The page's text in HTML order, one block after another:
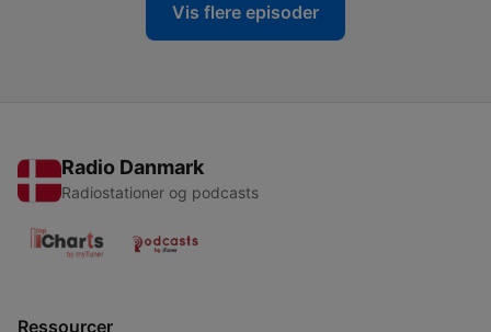
Vis flere episoder
Radio Danmark
Radiostationer og podcasts
Ressourcer